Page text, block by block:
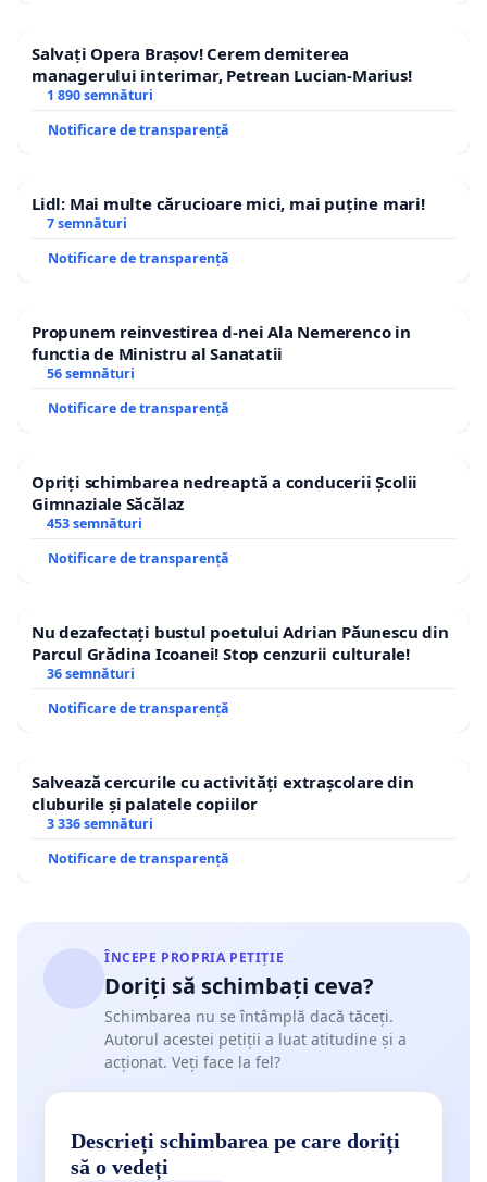
Salvați Opera Brașov! Cerem demiterea
managerului interimar, Petrean Lucian-Marius!
1 890 semnături
Notificare de transparență
Lidl: Mai multe cărucioare mici, mai puține mari!
7 semnături
Notificare de transparență
Propunem reinvestirea d-nei Ala Nemerenco in
functia de Ministru al Sanatatii
56 semnături
Notificare de transparență
Opriți schimbarea nedreaptă a conducerii Școlii
Gimnaziale Săcălaz
453 semnături
Notificare de transparență
Nu dezafectați bustul poetului Adrian Păunescu din
Parcul Grădina Icoanei! Stop cenzurii culturale!
36 semnături
Notificare de transparență
Salvează cercurile cu activități extrașcolare din
cluburile și palatele copiilor
3 336 semnături
Notificare de transparență
ÎNCEPE PROPRIA PETIȚIE
Doriți să schimbați ceva?
Schimbarea nu se întâmplă dacă tăceți.
Autorul acestei petiții a luat atitudine și a
acționat. Veți face la fel?
Descrieți schimbarea pe care doriți
să o vedeți